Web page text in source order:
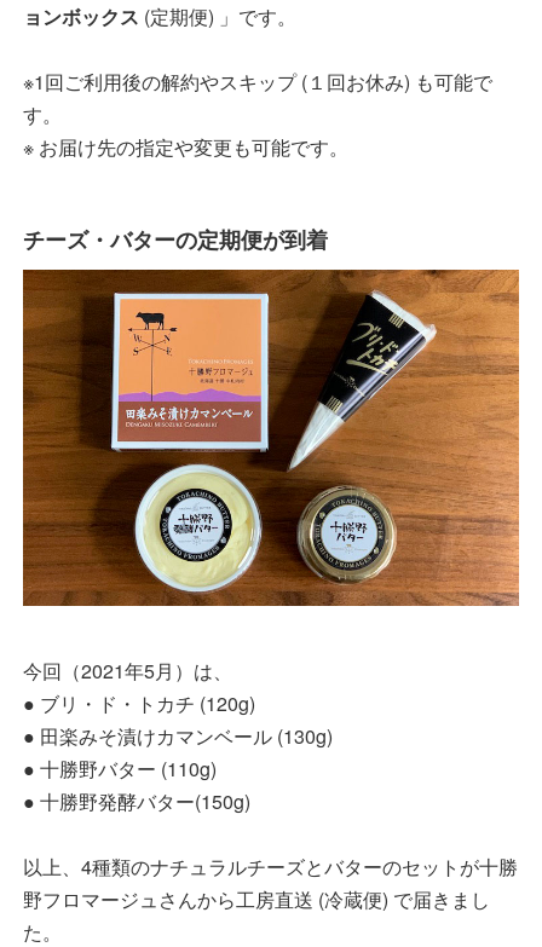
ョンボックス (定期便) 」です。
※1回ご利用後の解約やスキップ (１回お休み) も可能で
す。
※ お届け先の指定や変更も可能です。
チーズ・バターの定期便が到着
今回（2021年5月）は、
● ブリ・ド・トカチ (120g)
● 田楽みそ漬けカマンベール (130g)
● 十勝野バター (110g)
● 十勝野発酵バター(150g)
以上、4種類のナチュラルチーズとバターのセットが十勝
野フロマージュさんから工房直送 (冷蔵便) で届きまし
た。